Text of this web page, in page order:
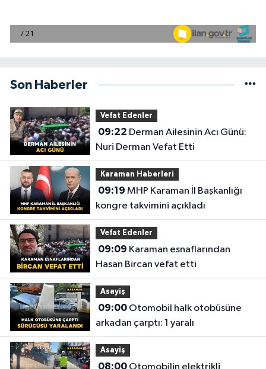
Son Haberler
Vefat Edenler
09:22
Nuri Derman Vefat Etti
Karaman Haberleri
09:19
kongre takvimini açıkladı
Vefat Edenler
09:09
Hasan Bircan vefat etti
Asayiş
09:00Otomobil halk otobüsüne
arkadan çarptı: 1 yaralı
Asayiş
08:00